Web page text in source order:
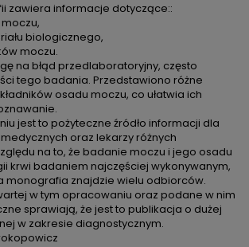
zawiera informacje dotyczące::
biologicznego,
moczu.
na błąd przedlaboratoryjny, często
tego badania. Przedstawiono różne
osadu moczu, co ułatwia ich
jest to pożyteczne źródło informacji dla
oraz lekarzy różnych
na to, że badanie moczu i jego osadu
krwi badaniem najczęściej wykonywanym,
monografia znajdzie wielu odbiorców.
w tym opracowaniu oraz podane w nim
sprawiają, że jest to publikacja o dużej
w zakresie diagnostycznym.